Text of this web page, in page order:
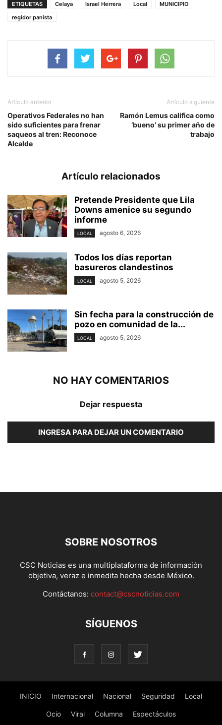
ETIQUETAS Celaya Israel Herrera Local
MUNICIPIO
regidor panista
Artículo anterior
Operativos Federales no han
sido suficientes para frenar
saqueos al tren: Reconoce
Alcalde
Artículo siguiente
Ramón Lemus califica como
‘bueno’ su primer año de
trabajo
Artículo relacionados
Pretende Presidente que Lila
Downs amenice su segundo
informe
LOCAL agosto 6, 2026
Todos los días reportan
basureros clandestinos
LOCAL agosto 5, 2026
Sin fecha para la construcción de
pozo en comunidad de la...
LOCAL agosto 5, 2026
NO HAY COMENTARIOS
Dejar respuesta
INGRESA PARA DEJAR UN COMENTARIO
SOBRE NOSOTROS
CSC Noticias es una multiplataforma de información
objetiva, veraz e inmedita hecha desde México.
Contáctanos: contact@cscnoticias.com
SÍGUENOS
INICIO Internacional Nacional Seguridad Local
Ocio Viral Columna Espectáculos